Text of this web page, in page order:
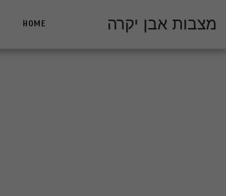
מצבות אבן יקרה HOME